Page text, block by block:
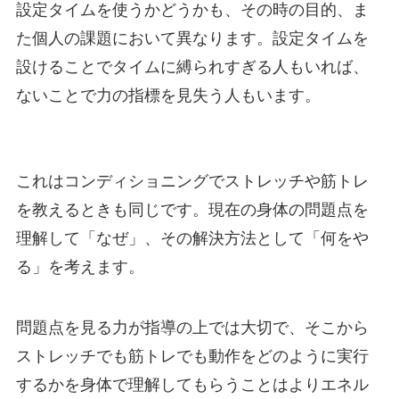
設定タイムを使うかどうかも、その時の目的、ま
た個人の課題において異なります。設定タイムを
設けることでタイムに縛られすぎる人もいれば、
ないことで力の指標を見失う人もいます。
これはコンディショニングでストレッチや筋トレ
を教えるときも同じです。現在の身体の問題点を
理解して「なぜ」、その解決方法として「何をや
る」を考えます。
問題点を見る力が指導の上では大切で、そこから
ストレッチでも筋トレでも動作をどのように実行
するかを身体で理解してもらうことはよりエネル